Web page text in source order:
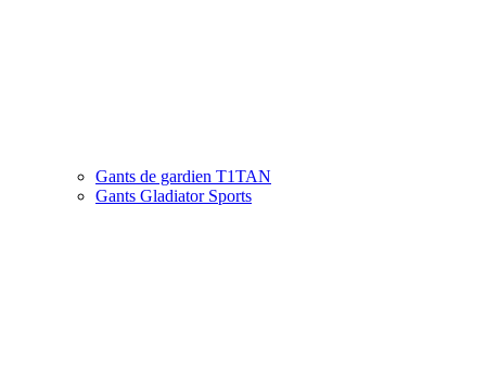
Gants de gardien T1TAN
Gants Gladiator Sports